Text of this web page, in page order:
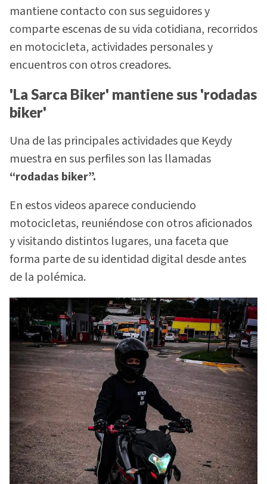
mantiene contacto con sus seguidores y
comparte escenas de su vida cotidiana, recorridos
en motocicleta, actividades personales y
encuentros con otros creadores.
'La Sarca Biker' mantiene sus 'rodadas
biker'
Una de las principales actividades que Keydy
muestra en sus perfiles son las llamadas
“rodadas biker”.
En estos videos aparece conduciendo
motocicletas, reuniéndose con otros aficionados
y visitando distintos lugares, una faceta que
forma parte de su identidad digital desde antes
de la polémica.